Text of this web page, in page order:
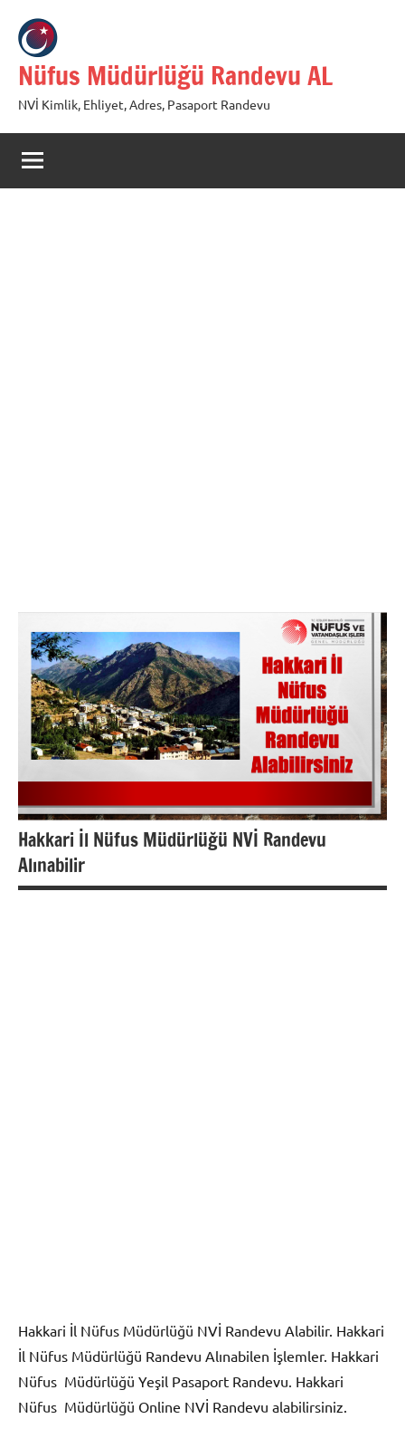
geç
Nüfus Müdürlüğü Randevu AL
NVİ Kimlik, Ehliyet, Adres, Pasaport Randevu
Hakkari İl Nüfus Müdürlüğü NVİ Randevu
Alınabilir
Hakkari İl Nüfus Müdürlüğü NVİ Randevu Alabilir. Hakkari
İl Nüfus Müdürlüğü Randevu Alınabilen İşlemler. Hakkari
Nüfus Müdürlüğü Yeşil Pasaport Randevu. Hakkari
Nüfus Müdürlüğü Online NVİ Randevu alabilirsiniz.